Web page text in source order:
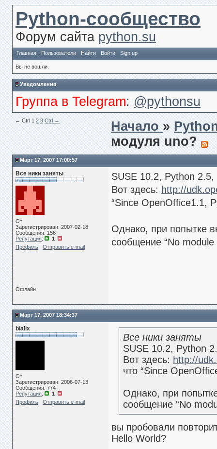
Python-сообщество
Форум сайта python.su
Главная Пользователи Найти Войти Sign up
Вы не вошли.
Уведомления
Группа в Telegram: @pythonsu
← Сtrl 1 2 3 Ctrl → Начало»
модуля uno?
Март 17, 2007 17:00:57
Все ники заняты
От:
Зарегистрирован: 2007-02-18
Сообщения: 156
Репутация:
1
Профиль
Отправить e-mail
SUSE 10.2, Python
Вот здесь: http://
“Since OpenOffice1.1,
Однако, при попытке
сообщение “No
Офлайн
Март 17, 2007 18:34:37
bialix
От:
Зарегистрирован: 2006-07-13
Сообщения: 774
Репутация:
1
Профиль
Отправить e-mail
Все ники заняты
SUSE 10.2, Python
Вот здесь: http://
что “Since
Однако, при
сообщение “No
вы пробовали
Hello World?